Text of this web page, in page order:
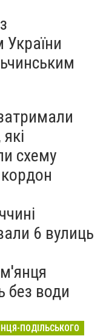
схему
кордон
6 вулиць
без води
ПОДІЛЬСЬКОГО